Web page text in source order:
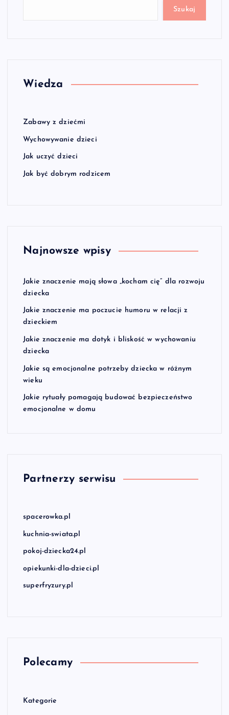
Szukaj
Wiedza
Zabawy z dziećmi
Wychowywanie dzieci
Jak uczyć dzieci
Jak być dobrym rodzicem
Najnowsze wpisy
Jakie znaczenie mają słowa „kocham cię” dla rozwoju
dziecka
Jakie znaczenie ma poczucie humoru w relacji z
dzieckiem
Jakie znaczenie ma dotyk i bliskość w wychowaniu
dziecka
Jakie są emocjonalne potrzeby dziecka w różnym
wieku
Jakie rytuały pomagają budować bezpieczeństwo
emocjonalne w domu
Partnerzy serwisu
spacerowka.pl
kuchnia-swiata.pl
pokoj-dziecka24.pl
opiekunki-dla-dzieci.pl
superfryzury.pl
Polecamy
Kategorie